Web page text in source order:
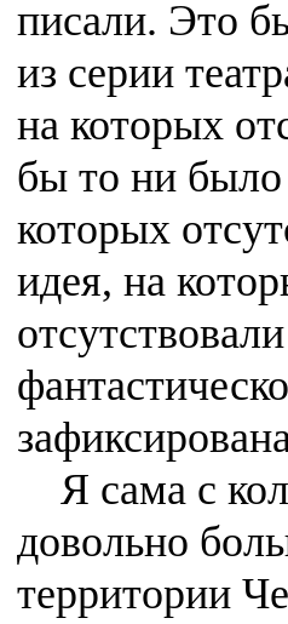
писали. Это
из серии
на которых
бы то ни
которых
идея, на
Я сама с
довольно
территории